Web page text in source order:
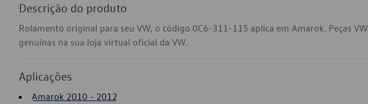
Descrição do produto
Rolamento original para seu VW, o código 0C6-311-115 aplica em Amarok. Peças VW
genuínas na sua loja virtual oficial da VW.
Aplicações
Amarok 2010 - 2012